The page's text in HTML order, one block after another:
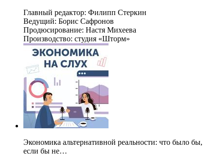
Главный редактор: Филипп Стеркин
Ведущий: Борис Сафронов
Продюсирование: Настя Михеева
Производство: студия «Шторм»
Экономика альтернативной реальности: что было бы,
если бы не…